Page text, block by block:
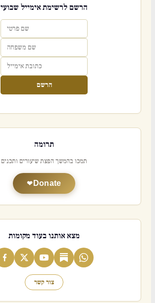
הרשם לרשימת אימייל שבועי
הרשם
תרומה
תמכו בהמשך הפצת שיעורים ותכנים
Donate
מצא אותנו בעוד מקומות
צור קשר